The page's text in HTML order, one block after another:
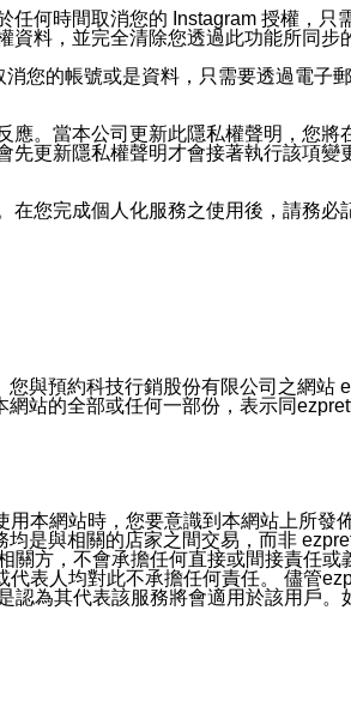
何時間取消您的 Instagram 授權，
料，並完全清除您透過此功能所同步
您的帳號或是資料，只需要透過電子
。當本公司更新此隱私權聲明，您
更新隱私權聲明才會接著執行該項
您完成個人化服務之使用後，請務
/本服務好友，您仍可接收到通知型訊息
或其他目的的訊息皆不會被傳送。滿
認證官方帳號的通知型訊息。
與預約科技行銷股份有限公司之網站
站的全部或任何一部份，表示同
本網站時，您要意識到本網站上所
是與相關的店家之間交易，而非
關方，不會承擔任何直接或間接責任
表人均對此不承擔任何責任。 儘管
為其代表該服務將會適用於該用戶。